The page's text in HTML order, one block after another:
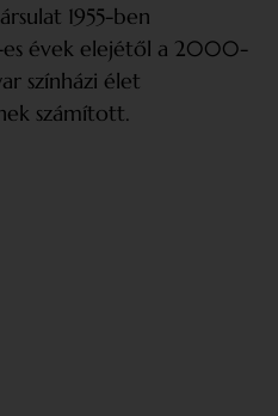
1955-ben
es évek elejétől a 2000-
színházi élet
számított.